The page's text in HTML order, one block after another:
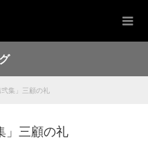
弐集」三顧の礼
」三顧の礼